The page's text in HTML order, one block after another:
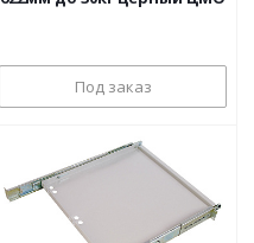
Под заказ